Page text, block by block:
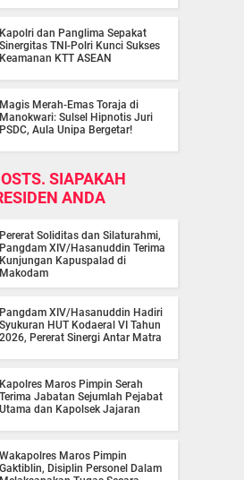
Kapolri dan Panglima Sepakat
Sinergitas TNI-Polri Kunci Sukses
Keamanan KTT ASEAN
Magis Merah-Emas Toraja di
Manokwari: Sulsel Hipnotis Juri
PSDC, Aula Unipa Bergetar!
SIAPAKAH
ANDA
Pererat Soliditas dan Silaturahmi,
Pangdam XIV/Hasanuddin Terima
Kunjungan Kapuspalad di
Makodam
Pangdam XIV/Hasanuddin Hadiri
Syukuran HUT Kodaeral VI Tahun
2026, Pererat Sinergi Antar Matra
Kapolres Maros Pimpin Serah
Terima Jabatan Sejumlah Pejabat
Utama dan Kapolsek Jajaran
Wakapolres Maros Pimpin
Gaktiblin, Disiplin Personel Dalam